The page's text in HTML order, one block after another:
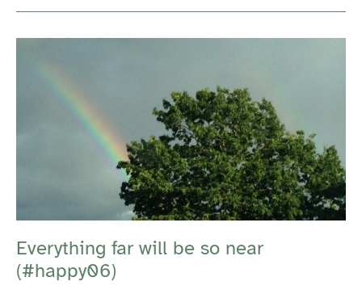
Everything far will be so near
(#happy06)